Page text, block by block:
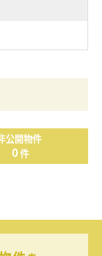
公開物件
0件